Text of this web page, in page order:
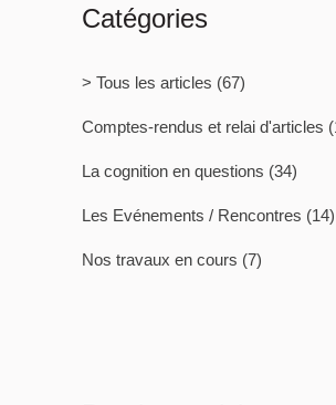
Catégories
> Tous les articles (67)
Comptes-rendus et relai d'articles
La cognition en questions (34)
Les Evénements / Rencontres (14)
Nos travaux en cours (7)